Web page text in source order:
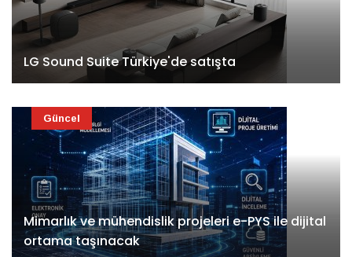
LG Sound Suite Türkiye'de satışta
Mimarlık ve mühendislik projeleri e-PYS ile dijital
ortama taşınacak
Güncel